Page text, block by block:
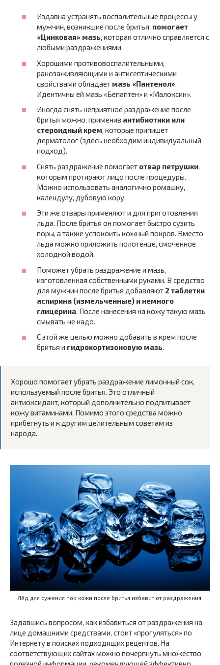
Издавна устранять воспалительные процессы у
мужчин, возникшие после бритья, помогает
«Цинковая» мазь, которая отлично справляется с
любыми раздражениями.
Хорошими противовоспалительными,
ранозаживляющими и антисептическими
свойствами обладает мазь «Пантенол».
Идентичны ей мазь «Бепаптен» и «Малоксин».
Иногда снять неприятное раздражение после
бритья можно, применив антибиотики или
стероидный крем, которые припишет
дерматолог (здесь необходим индивидуальный
подход).
Снять раздражение помогает отвар петрушки,
которым протирают лицо после процедуры.
Можно использовать аналогично ромашку,
календулу, дубовую кору.
Эти же отвары применяют и для приготовления
льда. После бритья он помогает быстро сузить
поры, а также успокоить кожный покров. Вместо
льда можно приложить полотенце, смоченное
холодной водой.
Поможет убрать раздражение и мазь,
изготовленная собственными руками. В средство
для мужчин после бритья добавляют 2 таблетки
аспирина (измельченные) и немного
глицерина. После нанесения на кожу такую мазь
смывать не надо.
С этой же целью можно добавить в крем после
бритья и гидрокортизоновую мазь.
Хорошо помогает убрать раздражение лимонный сок,
используемый после бритья. Это отличный
антиоксидант, который дополнительно подпитывает
кожу витаминами. Помимо этого средства можно
прибегнуть и к другим целительным советам из
народа.
Лёд для сужения пор кожи после бритья избавит от раздражения.
Задавшись вопросом, как избавиться от раздражения на
лице домашними средствами, стоит «прогуляться» по
Интернету в поисках подходящих рецептов. На
соответствующих сайтах можно почерпнуть множество